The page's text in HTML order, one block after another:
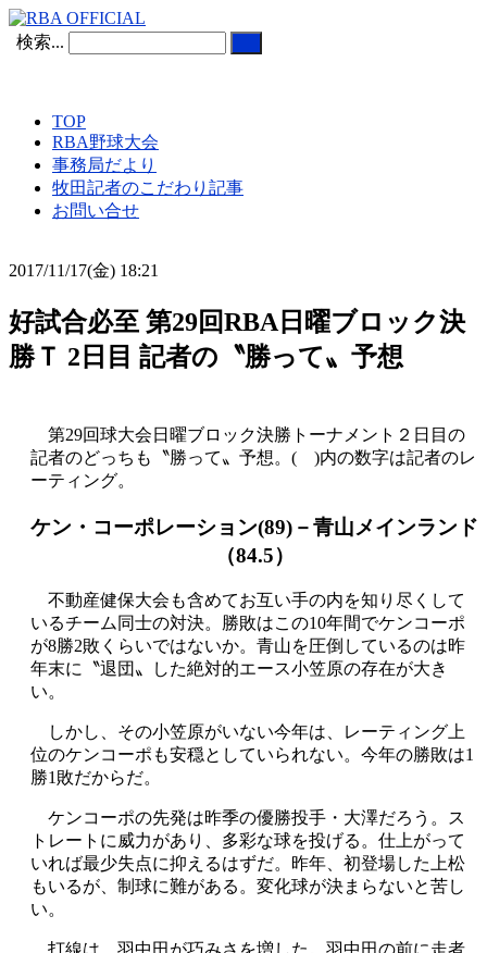
検索...
TOP
RBA野球大会
事務局だより
牧田記者のこだわり記事
お問い合せ
2017/11/17(金) 18:21
好試合必至 第29回RBA日曜ブロック決
勝Ｔ 2日目 記者の〝勝って〟予想
第29回球大会日曜ブロック決勝トーナメント２日目の
記者のどっちも〝勝って〟予想。( )内の数字は記者のレ
ーティング。
ケン・コーポレーション(89)－青山メインランド
（84.5）
不動産健保大会も含めてお互い手の内を知り尽くして
いるチーム同士の対決。勝敗はこの10年間でケンコーポ
が8勝2敗くらいではないか。青山を圧倒しているのは昨
年末に〝退団〟した絶対的エース小笠原の存在が大き
い。
しかし、その小笠原がいない今年は、レーティング上
位のケンコーポも安穏としていられない。今年の勝敗は1
勝1敗だからだ。
ケンコーポの先発は昨季の優勝投手・大澤だろう。ス
トレートに威力があり、多彩な球を投げる。仕上がって
いれば最少失点に抑えるはずだ。昨年、初登場した上松
もいるが、制球に難がある。変化球が決まらないと苦し
い。